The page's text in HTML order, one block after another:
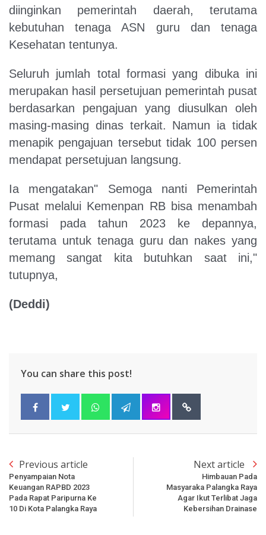
diinginkan pemerintah daerah, terutama
kebutuhan tenaga ASN guru dan tenaga
Kesehatan tentunya.
Seluruh jumlah total formasi yang dibuka ini
merupakan hasil persetujuan pemerintah pusat
berdasarkan pengajuan yang diusulkan oleh
masing-masing dinas terkait. Namun ia tidak
menapik pengajuan tersebut tidak 100 persen
mendapat persetujuan langsung.
Ia mengatakan" Semoga nanti Pemerintah
Pusat melalui Kemenpan RB bisa menambah
formasi pada tahun 2023 ke depannya,
terutama untuk tenaga guru dan nakes yang
memang sangat kita butuhkan saat ini,"
tutupnya,
(Deddi)
You can share this post!
Previous article
Penyampaian Nota
Keuangan RAPBD 2023
Pada Rapat Paripurna Ke
10 Di Kota Palangka Raya
Next article
Himbauan Pada
Masyaraka Palangka Raya
Agar Ikut Terlibat Jaga
Kebersihan Drainase